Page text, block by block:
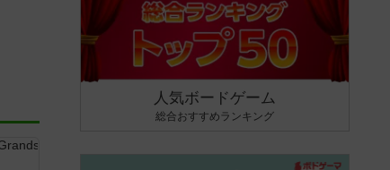
人気ボードゲーム
総合おすすめランキング